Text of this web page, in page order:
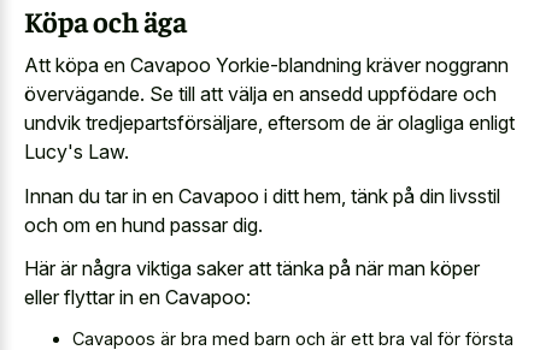
Köpa och äga
Att köpa en Cavapoo Yorkie-blandning kräver noggrann
övervägande. Se till att välja en ansedd uppfödare och
undvik tredjepartsförsäljare, eftersom de är olagliga enligt
Lucy's Law.
Innan du tar in en Cavapoo i ditt hem, tänk på din livsstil
och om en hund passar dig.
Här är några viktiga saker att tänka på när man köper
eller flyttar in en Cavapoo:
Cavapoos är bra med barn och är ett bra val för första